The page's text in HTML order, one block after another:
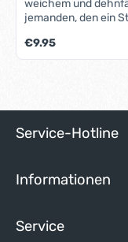
weichem und
jemanden, den ein
Regulärer Preis:
€9.95
Service-Hotline
Informationen
Service